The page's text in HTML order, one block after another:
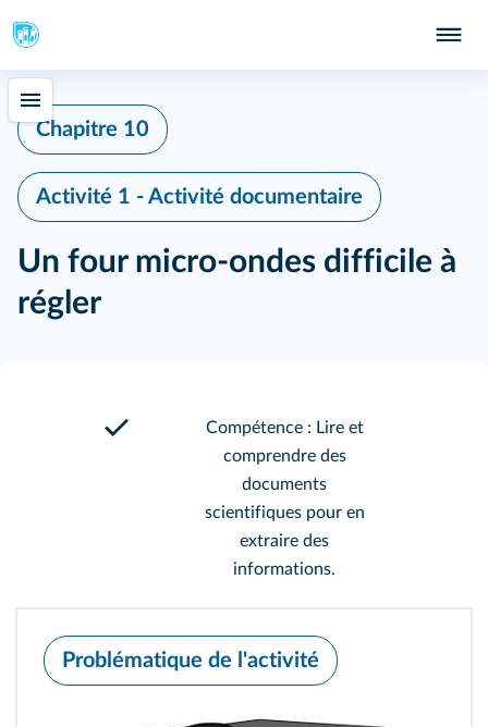
Chapitre 10
Activité 1 - Activité documentaire
Un four micro-ondes difficile à
régler
Compétence : Lire et
comprendre des
documents
scientifiques pour en
extraire des
informations.
Problématique de l'activité